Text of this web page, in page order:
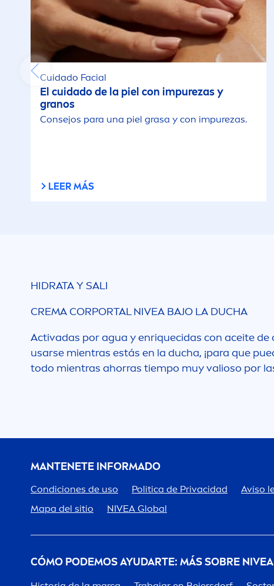
Cuidado Facial
El cuidado de la piel con impurezas y
granos
Consejos para una piel grasa y con impurezas.
LEER MÁS
HIDRATA Y SALI
CREMA CORPORTALNIVEA BAJO LA DUCHA
Activadas por agua y enriquecidas con aceite de
usarse mientras estás en la ducha, ¡para que
todo mientras ahorras tiempo muy valioso por
MANTENETE INFORMADO
Condiciones de uso Politica de Privacidad Aviso
Mapa del sitio
NIVEA Global
CÓMO PODEMOS AYUDARTE: MÁS SOBRE NIVEA